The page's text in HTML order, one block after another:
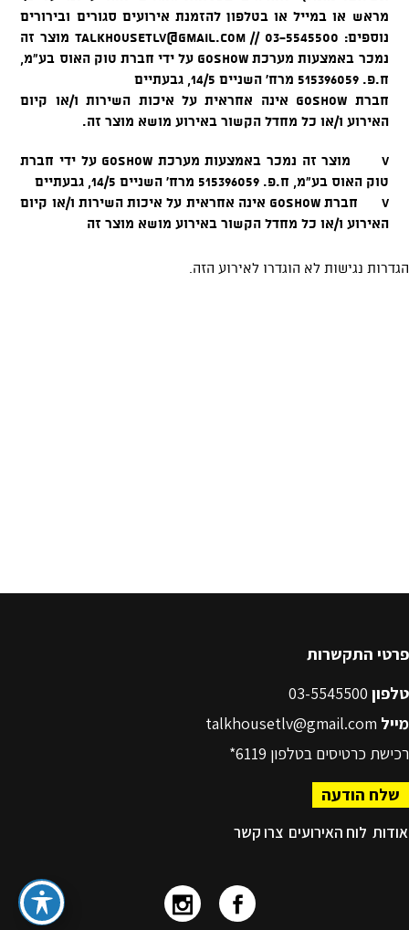
פרטי התקשרות
טלפון
מייל talkhousetlv@gmail.com
רכישת כרטיסים בטלפון 6119*
שלח הודעה
אודות לוח האירועים צרו קשר